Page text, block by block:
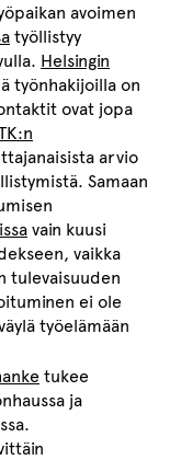
avoimen
työllistyy
Helsingin
työnhakijoilla on
ovat jopa
arvio
Samaan
vain kuusi
vaikka
tulevaisuuden
ei ole
työelämään
tukee
ja